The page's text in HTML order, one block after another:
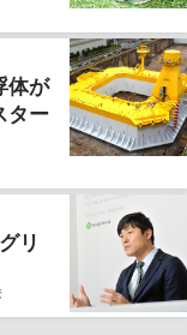
体が
ター
リ